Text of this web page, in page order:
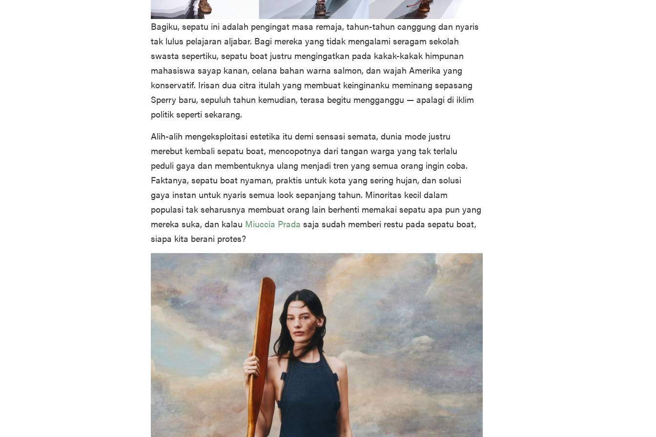
Bagiku, sepatu ini adalah pengingat masa remaja, tahun-tahun canggung dan nyaris
tak lulus pelajaran aljabar. Bagi mereka yang tidak mengalami seragam sekolah
swasta sepertiku, sepatu boat justru mengingatkan pada kakak-kakak himpunan
mahasiswa sayap kanan, celana bahan warna salmon, dan wajah Amerika yang
konservatif. Irisan dua citra itulah yang membuat keinginanku meminang sepasang
Sperry baru, sepuluh tahun kemudian, terasa begitu mengganggu — apalagi di iklim
politik seperti sekarang.
Alih-alih mengeksploitasi estetika itu demi sensasi semata, dunia mode justru
merebut kembali sepatu boat, mencopotnya dari tangan warga yang tak terlalu
peduli gaya dan membentuknya ulang menjadi tren yang semua orang ingin coba.
Faktanya, sepatu boat nyaman, praktis untuk kota yang sering hujan, dan solusi
gaya instan untuk nyaris semua look sepanjang tahun. Minoritas kecil dalam
populasi tak seharusnya membuat orang lain berhenti memakai sepatu apa pun yang
mereka suka, dan kalau Miuccia Prada saja sudah memberi restu pada sepatu boat,
siapa kita berani protes?